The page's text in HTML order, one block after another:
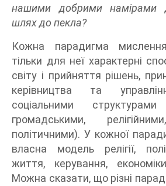
нашими добрими намірами
шлях до пекла?
Кожна парадигма
тільки для неї характерні
світу і прийняття рішень,
керівництва та
соціальними структурами
громадськими,
політичними). У кожної
власна модель релігії,
життя, керування,
Можна сказати, що різні